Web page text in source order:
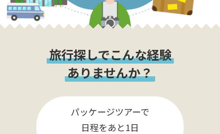
旅行探しでこんな経験
ありませんか？
パッケージツアーで
日程をあと1日